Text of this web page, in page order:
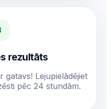
rezultāts
Lejupielādējiet
pēc 24 stundām.